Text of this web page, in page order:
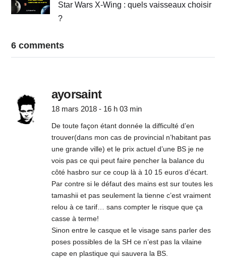
Star Wars X-Wing : quels vaisseaux choisir
?
6 comments
ayorsaint
18 mars 2018 - 16 h 03 min
De toute façon étant donnée la difficulté d’en
trouver(dans mon cas de provincial n’habitant pas
une grande ville) et le prix actuel d’une BS je ne
vois pas ce qui peut faire pencher la balance du
côté hasbro sur ce coup là à 10 15 euros d’écart.
Par contre si le défaut des mains est sur toutes les
tamashii et pas seulement la tienne c’est vraiment
relou à ce tarif… sans compter le risque que ça
casse à terme!
Sinon entre le casque et le visage sans parler des
poses possibles de la SH ce n’est pas la vilaine
cape en plastique qui sauvera la BS.